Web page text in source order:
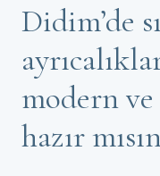
Didim’de
modern
hazır